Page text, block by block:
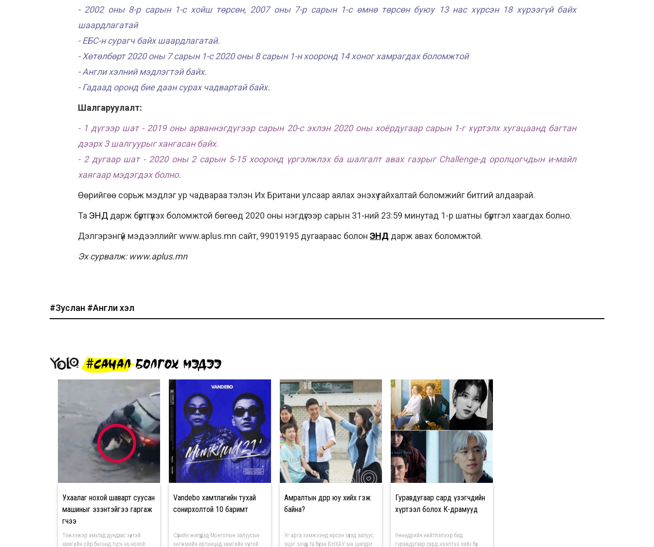
- 2002 оны 8-р сарын 1-с хойш төрсөн, 2007 оны 7-р сарын 1-с өмнө төрсөн буюу 13 нас хүрсэн 18 хүрээгүй байх
шаардлагатай
- ЕБС-н сурагч байх шаардлагатай.
- Хөтөлбөрт 2020 оны 7 сарын 1-с 2020 оны 8 сарын 1-н хооронд 14 хоног хамрагдах боломжтой
- Англи хэлний мэдлэгтэй байх.
- Гадаад оронд бие даан сурах чадвартай байх.
Шалгаруулалт:
- 1 дүгээр шат - 2019 оны арваннэгдүгээр сарын 20-с эхлэн 2020 оны хоёрдугаар сарын 1-г хүртэлх хугацаанд багтан
дээрх 3 шалгуурыг хангасан байх.
- 2 дугаар шат - 2020 оны 2 сарын 5-15 хооронд үргэлжлэх ба шалгалт авах газрыг Challenge-д оролцогчдын и-майл
хаягаар мэдэгдэх болно.
Өөрийгөө сорьж мэдлэг ур чадвараа тэлэн Их Британи улсаар аялах энэхүү гайхалтай боломжийг битгий алдаарай.
Та ЭНД дарж бүртгүүлэх боломжтой бөгөөд 2020 оны нэгдүгээр сарын 31-ний 23:59 минутад 1-р шатны бүртгэл хаагдах болно.
Дэлгэрэнгүй мэдээллийг www.aplus.mn сайт, 99019195 дугаараас болон ЭНД дарж авах боломжтой.
Эх сурвалж: www.aplus.mn
#Зуслан #Англи хэл
#САНАЛ БОЛГОХ МЭДЭЭ
Ухаалаг нохой шаварт суусан
машиныг эзэнтэйгээ гаргаж
өгчээ
Тэжээвэр амьтад дундаас хүнтэй
хамгийн ойр бөгөөд тусч нь нохой
Vandebo хамтлагийн тухай
сонирхолтой 10 баримт
Сүүлийн жилүүдэд Монголын залуусын
хөгжмийн ертөнцөд хамгийн хүчтэй
Амралтын өдрөөр юу хийх гэж
байна?
Уг арга хэмжээнд ирсэн хүүхэд залуус,
эцэг эхчүүд та бүхэн БНХАУ-ын шилдэг
Гуравдугаар сард үзэгчдийн
хүртээл болох К-драмууд
Өнөөдрийн нийтлэлээр бид
гуравдугаар сард нээлтээ хийх бүх